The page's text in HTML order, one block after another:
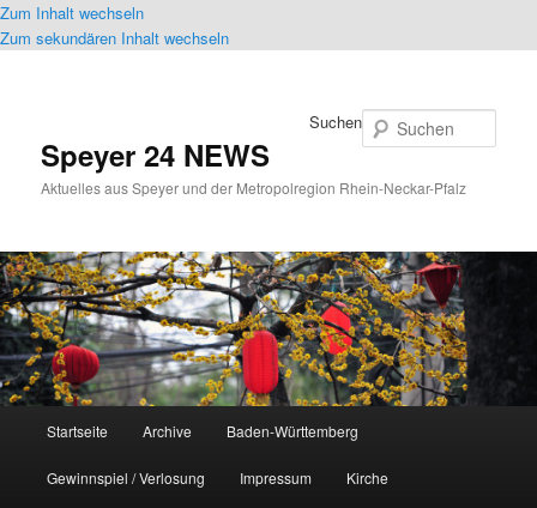
Zum Inhalt wechseln
Zum sekundären Inhalt wechseln
Speyer 24 NEWS
Aktuelles aus Speyer und der Metropolregion Rhein-Neckar-Pfalz
Suchen
Startseite Archive Baden-Württemberg
Gewinnspiel / Verlosung Impressum Kirche